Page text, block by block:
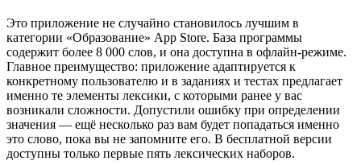
Это приложение не случайно становилось лучшим в
категории «Образование» App Store. База программы
содержит более 8 000 слов, и она доступна в офлайн‑режиме.
Главное преимущество: приложение адаптируется к
конкретному пользователю и в заданиях и тестах предлагает
именно те элементы лексики, с которыми ранее у вас
возникали сложности. Допустили ошибку при определении
значения — ещё несколько раз вам будет попадаться именно
это слово, пока вы не запомните его. В бесплатной версии
доступны только первые пять лексических наборов.